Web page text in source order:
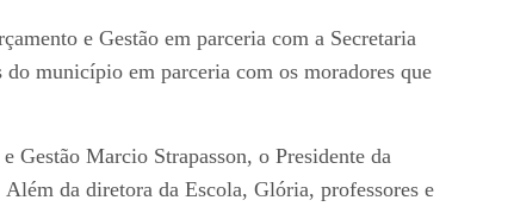
e Gestão em parceria com a Secretaria
município em parceria com os moradores que
Gestão Marcio Strapasson, o Presidente da
da diretora da Escola, Glória, professores e